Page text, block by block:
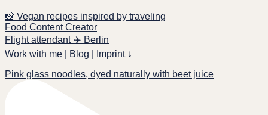
📸 Vegan recipes inspired by traveling
Food Content Creator
Flight attendant ✈️ Berlin
Work with me | Blog | Imprint ↓
Pink glass noodles, dyed naturally with beet juice